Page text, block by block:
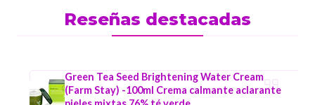
Reseñas destacadas
Green Tea Seed Brightening Water Cream
(Farm Stay) -100ml Crema calmante aclarante